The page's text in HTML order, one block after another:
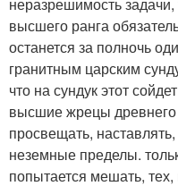
высшего ранга
останется за полночь
гранитным царским
что на сундук этот
высшие жрецы древнего
просвещать,
неземные пределы.
попытается мешать, тех,